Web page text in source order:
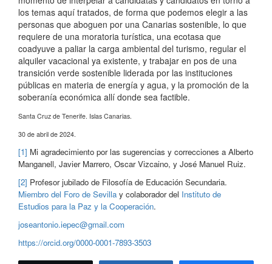
los temas aquí tratados, de forma que podemos elegir a las
personas que aboguen por una Canarias sostenible, lo que
requiere de una moratoria turística, una ecotasa que
coadyuve a paliar la carga ambiental del turismo, regular el
alquiler vacacional ya existente, y trabajar en pos de una
transición verde sostenible liderada por las instituciones
públicas en materia de energía y agua, y la promoción de la
soberanía económica allí donde sea factible.
Santa Cruz de Tenerife. Islas Canarias.
30 de abril de 2024.
[1] Mi agradecimiento por las sugerencias y correcciones a Alberto
Manganell, Javier Marrero, Oscar Vizcaino, y José Manuel Ruiz.
[2] Profesor jubilado de Filosofía de Educación Secundaria.
Miembro del Foro de Sevilla y colaborador del Instituto de
Estudios para la Paz y la Cooperación.
joseantonio.iepec@gmail.com
https://orcid.org/0000-0001-7893-3503